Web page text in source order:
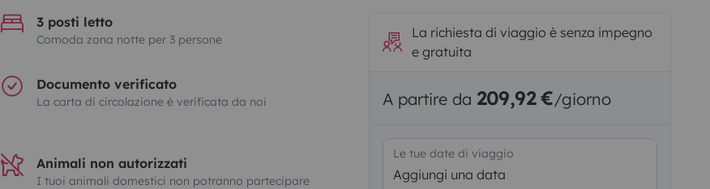
3 posti letto
Comoda zona notte per 3 persone
Documento verificato
La carta di circolazione è verificata da noi
Animali non autorizzati
I tuoi animali domestici non potranno partecipare
La richiesta di viaggio è senza impegno
e gratuita
A partire da 209,92 €/giorno
Le tue date di viaggio
Aggiungi una data